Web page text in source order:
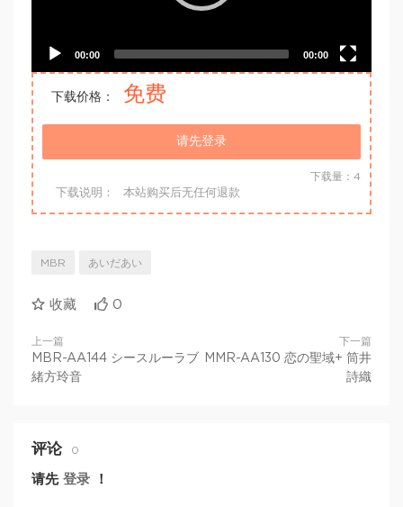
00:00 00:00
下载价格： 免费
请先登录
下载量：4
下载说明： 本站购买后无任何退款
MBR あいだあい
收藏 0
上一篇
MBR-AA144 シースルーラブ
緒方玲音
下一篇
MMR-AA130 恋の聖域+ 筒井
詩織
评论 0
请先 登录 ！